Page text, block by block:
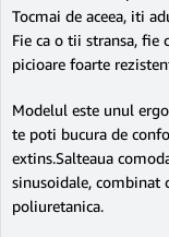
Tocmai de aceea, iti
Fie ca o tii stransa, fie
picioare foarte
Modelul este unul
te poti bucura de
extins.Salteaua
sinusoidale,
poliuretanica.